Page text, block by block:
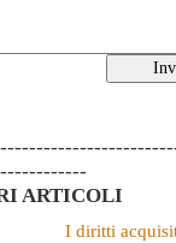
ARTICOLI
I diritti